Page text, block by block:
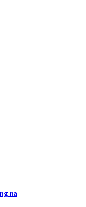
na